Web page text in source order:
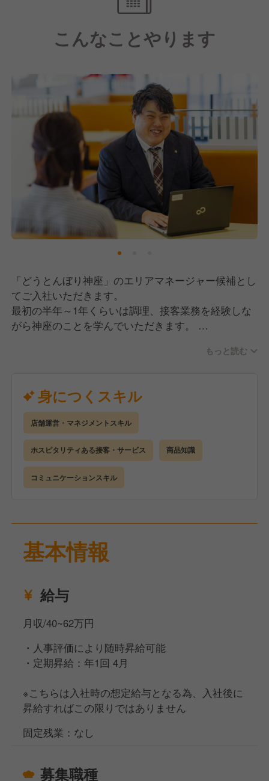
を超えた価値を提供していきます。
【貧困問題解決のために"日本一"を目指す】
を上げてきてはいますが、全国的にはまだまだこれか
らの段階です。
その中で私たちは"日本一"を目指して、日本全国どこ
にでも神座があるように10年で「700店舗出店」とい
う目標を掲げています。
その背景には、まだまだ解決されていない日本国内の
貧困問題にあります。
それを解決するために、どうとんぼり神座が「どこに
でも」あれば、おなかをすかせた子どもたちのサポー
トを24時間365日、どこの店舗でも行っていきたいと
本気で考えています。
だからこそ私たちは、「明るく楽しい社会づくりに貢
献する」為に"日本一"のラーメンレストランを目指し
ています。
こんなことやります
「どうとんぼり神座」のエリアマネージャー候補とし
てご入社いただきます。
最初の半年～1年くらいは調理、接客業務を経験しな
がら神座のことを学んでいただきます。
理などの店舗運営に関する業務(＝店長業務)にも触れ
その後、エリアマネージャーとしてご活躍いただくこ
とを想定しております。
しっかりとした評価制度があり実力が正当に評価され
る環境の為早い昇進も可能ですが、その過程でしっか
りとした教育を受けていただくのでご安心ください。
経験を積んでいる方であっても、しっかり初歩から業
務をお教えします。
という事態を防ぐことができます。
ャーを目指していけることが特徴です。
企業理念のもと、お客様第一の方針を掲げています。
決裁権があります。
お客様の笑顔の為に、共に成長していただける方を募
集中です。
もっと読む
身につくスキル
店舗運営・マネジメントスキル
ホスピタリティある接客・サービス 商品知識
コミュニケーションスキル
基本情報
給与
月収/40~62万円
・人事評価により随時昇給可能
・定期昇給：年1回 4月
※こちらは入社時の想定給与となる為、入社後に
昇給すればこの限りではありません
固定残業：なし
募集職種